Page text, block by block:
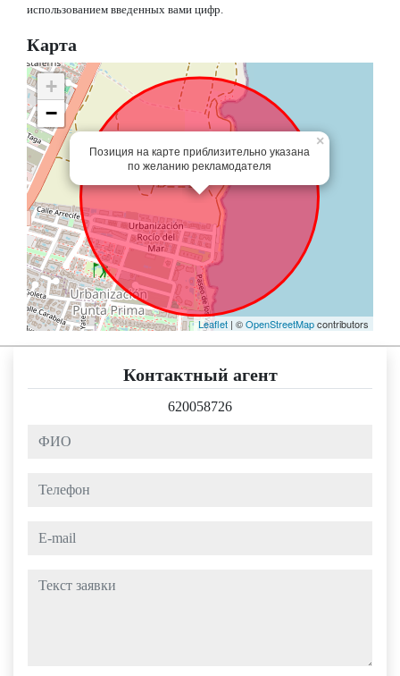
использованием введенных вами цифр.
Карта
Позиция на карте приблизительно указана
по желанию рекламодателя
×
+
−
Leaflet | ©OpenStreetMapcontributors
Контактный агент
620058726
ФИО
Телефон
e-mail
Текст заявки